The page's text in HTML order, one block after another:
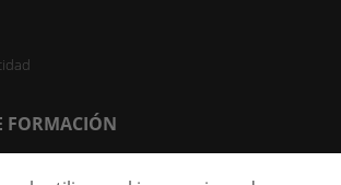
FORMACIÓN